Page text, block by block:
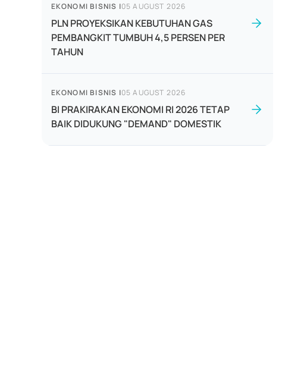
EKONOMI BISNIS |05 AUGUST 2026
PLN PROYEKSIKAN KEBUTUHAN GAS
PEMBANGKIT TUMBUH 4,5 PERSEN PER
TAHUN
EKONOMI BISNIS |05 AUGUST 2026
BI PRAKIRAKAN EKONOMI RI 2026 TETAP
BAIK DIDUKUNG "DEMAND" DOMESTIK